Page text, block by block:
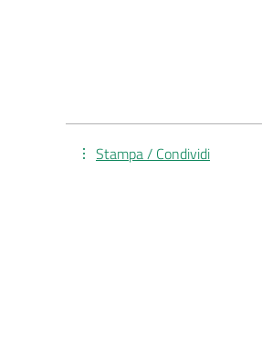
Stampa / Condividi